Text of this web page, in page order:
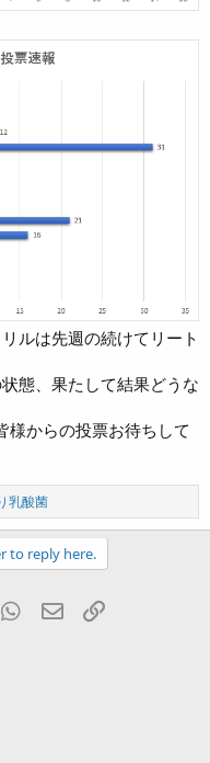
ルは先週の続けてリート
態、果たして結果どうな
様からの投票お待ちして
乳酸菌
to reply here.
WhatsApp
Eメール